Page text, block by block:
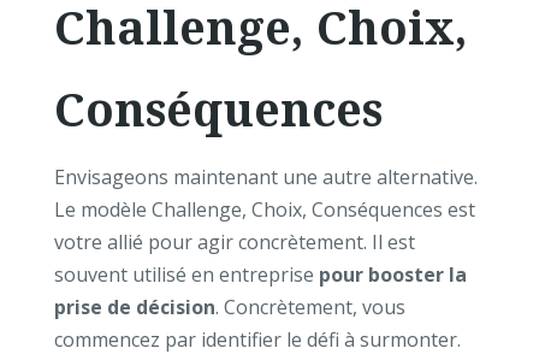
Challenge, Choix,
Conséquences
Envisageons maintenant une autre alternative.
Le modèle Challenge, Choix, Conséquences est
votre allié pour agir concrètement. Il est
souvent utilisé en entreprise pour booster la
prise de décision. Concrètement, vous
commencez par identifier le défi à surmonter.